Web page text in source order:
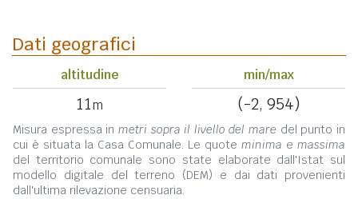
Dati geografici
altitudine
11m
min/max
(-2, 954)
Misura espressa in metri sopra il livello del mare del punto in
cui è situata la Casa Comunale. Le quote minima e massima
del territorio comunale sono state elaborate dall'Istat sul
modello digitale del terreno (DEM) e dai dati provenienti
dall'ultima rilevazione censuaria.